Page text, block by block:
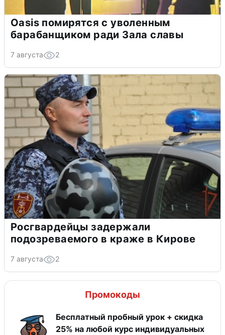
Oasis помирятся с уволенным
барабанщиком ради Зала славы
7 августа 2
Росгвардейцы задержали
подозреваемого в краже в Кирове
7 августа 2
Промокоды
Бесплатный пробный урок + скидка
25% на любой курс индивидуальных